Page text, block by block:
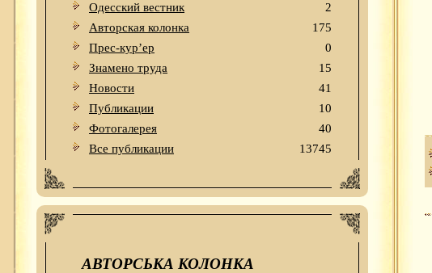
Одесский вестник
2
Авторская колонка
175
Прес-кур’ер
0
Знамено труда
15
Новости
41
Публикации
10
Фотогалерея
40
Все публикации
13745
АВТОРСЬКА КОЛОНКА